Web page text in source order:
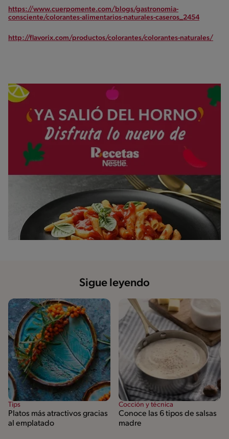
https://www.cuerpomente.com/blogs/gastronomia-
consciente/colorantes-alimentarios-naturales-caseros_2454
http://flavorix.com/productos/colorantes/colorantes-naturales/
Sigue leyendo
Tips
Platos más atractivos gracias
al emplatado
Cocción y técnica
Conoce las 6 tipos de salsas
madre